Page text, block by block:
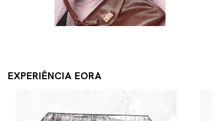
EXPERIÊNCIA EORA